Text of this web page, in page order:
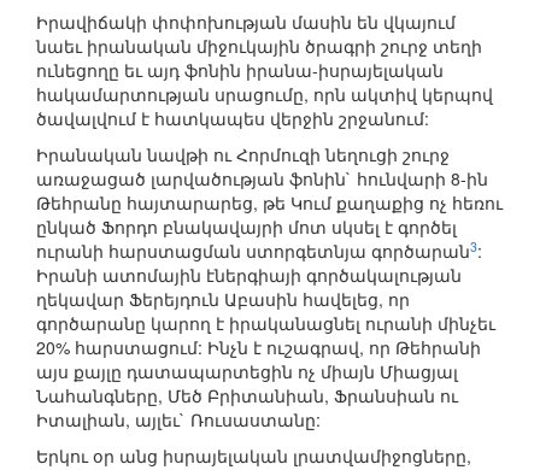
Իրավիճակի փոփոխության մասին են վկայում
նաեւ իրանական միջուկային ծրագրի շուրջ տեղի
ունեցողը եւ այդ ֆոնին իրանա-իսրայելական
հակամարտության սրացումը, որն ակտիվ կերպով
ծավալվում է հատկապես վերջին շրջանում:
Իրանական նավթի ու Հորմուզի նեղուցի շուրջ
առաջացած լարվածության ֆոնին` հունվարի 8-ին
Թեհրանը հայտարարեց, թե Կում քաղաքից ոչ հեռու
ընկած Ֆորդո բնակավայրի մոտ սկսել է գործել
ուրանի հարստացման ստորգետնյա գործարան3:
Իրանի ատոմային էներգիայի գործակալության
ղեկավար Ֆերեյդուն Աբասին հավելեց, որ
գործարանը կարող է իրականացնել ուրանի մինչեւ
20% հարստացում: Ինչն է ուշագրավ, որ Թեհրանի
այս քայլը դատապարտեցին ոչ միայն Միացյալ
Նահանգները, Մեծ Բրիտանիան, Ֆրանսիան ու
Իտալիան, այլեւ` Ռուսաստանը:
Երկու օր անց իսրայելական լրատվամիջոցները,